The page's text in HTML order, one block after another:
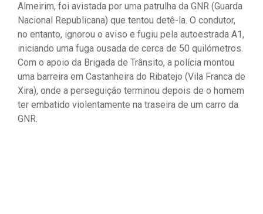
Almeirim, foi avistada por uma patrulha da GNR (Guarda
Nacional Republicana) que tentou detê-la. O condutor,
no entanto, ignorou o aviso e fugiu pela autoestrada A1,
iniciando uma fuga ousada de cerca de 50 quilómetros.
Com o apoio da Brigada de Trânsito, a polícia montou
uma barreira em Castanheira do Ribatejo (Vila Franca de
Xira), onde a perseguição terminou depois de o homem
ter embatido violentamente na traseira de um carro da
GNR.